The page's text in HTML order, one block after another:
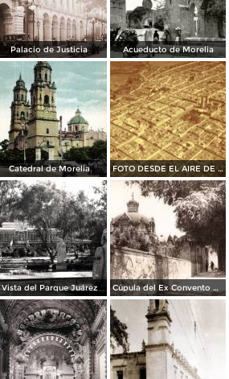
Palacio de Justicia Acueducto de Morelia
Catedral de Morelia FOTO DESDE EL AIRE DE MORELIA POR LOS 40'S
Vista del Parque Juárez Cúpula del Ex Convento del Carmen